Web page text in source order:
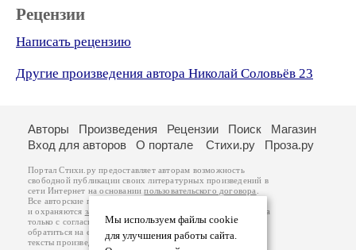
Рецензии
Написать рецензию
Другие произведения автора Николай Соловьёв 23
Мы используем файлы cookie
для улучшения работы сайта.
Авторы Произведения Рецензии Поиск
Магазин
Вход для авторов
О портале Стихи.ру Проза.ру
Портал Стихи.ру предоставляет авторам возможность
свободной публикации своих литературных произведений в
сети Интернет на основаниипользовательского договора
Все авторские права на произведения принадлежат авторам
и охраняются законом
. Перепечатка произведений возможна
только с согласия его автора, к которому вы можете
обратиться на его авторской странице. Ответственность за
тексты произведений авторы несут самостоятельно на